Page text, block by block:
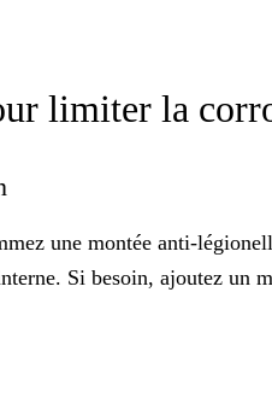
limiter la
une montée anti-
. Si besoin, ajoutez un